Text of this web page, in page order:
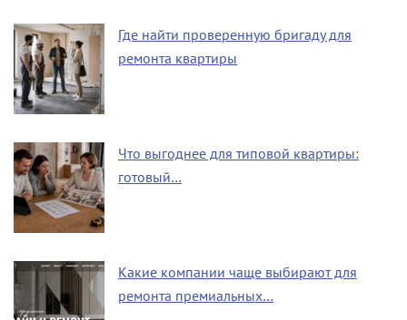
Где найти проверенную бригаду для
ремонта квартиры
Что выгоднее для типовой квартиры:
готовый…
Какие компании чаще выбирают для
ремонта премиальных…